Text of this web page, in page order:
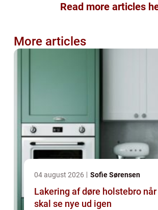
Read more articles
More articles
04 august 2026 Sofie Sørensen
Lakering af døre holstebro når dørene
skal se nye ud igen